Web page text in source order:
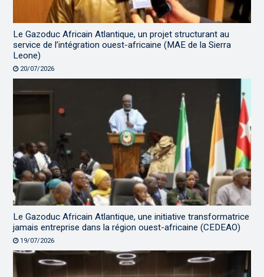
Le Gazoduc Africain Atlantique, un projet structurant au
service de l’intégration ouest-africaine (MAE de la Sierra
Leone)
20/07/2026
Le Gazoduc Africain Atlantique, une initiative transformatrice
jamais entreprise dans la région ouest-africaine (CEDEAO)
19/07/2026